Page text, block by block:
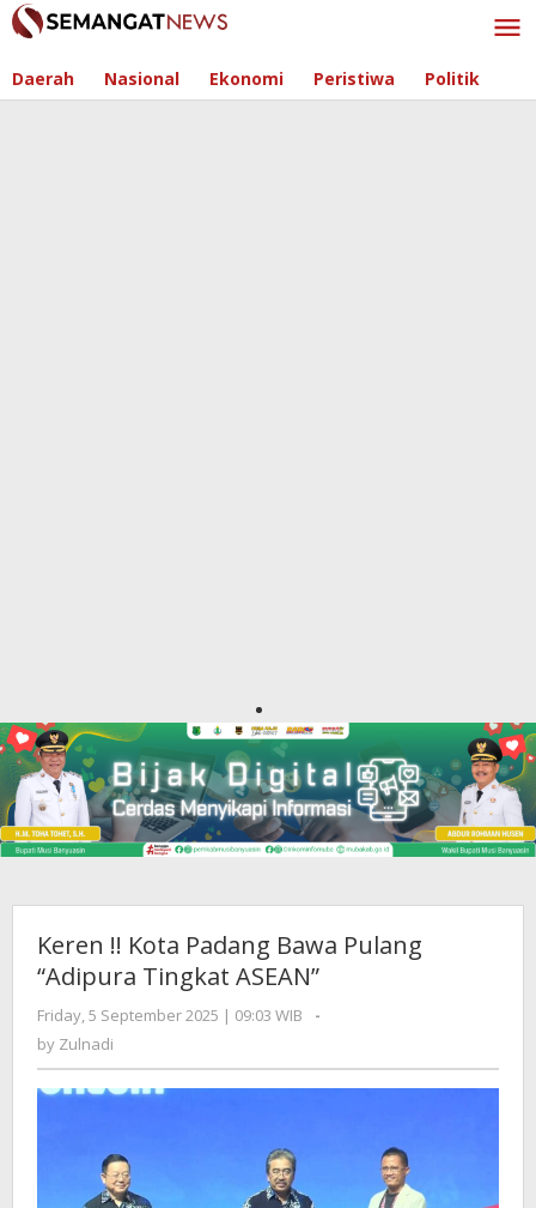
Skip
to
Daerah Nasional Ekonomi Peristiwa Politik
Keren !! Kota Padang Bawa Pulang
“Adipura Tingkat ASEAN”
Friday, 5 September 2025 | 09:03 WIB
by
-
by Zulnadi